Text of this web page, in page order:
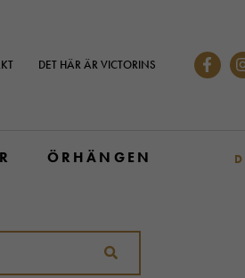
DET HÄR ÄR VICTORINS
ÖRHÄNGEN